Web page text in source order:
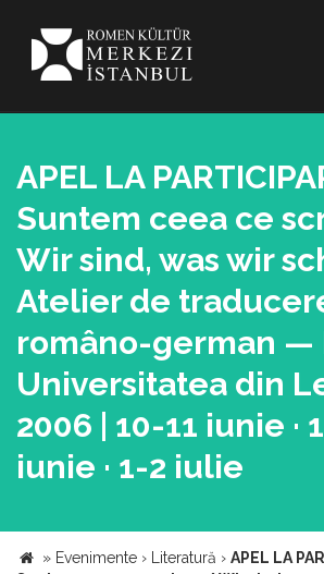
APEL LA
Suntem ceea ce
Wir sind, was wir
Atelier de
româno-german —
Universitatea din
2006 | 10-11 iunie ·
iunie · 1-2 iulie
» Evenimente › Literatură › APEL LA